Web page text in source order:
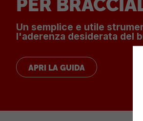
Un semplice e utile
l'aderenza desiderata del
APRI LA GUIDA